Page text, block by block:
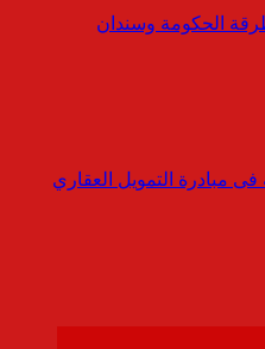
الحكومة وسندان
مبادرة التمويل العقاري